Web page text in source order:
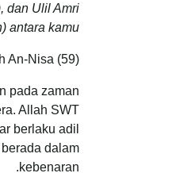
dan Ulil Amri
antara kamu
An-Nisa (59)
pada zaman
Allah SWT
berlaku adil
dalam
kebenaran.